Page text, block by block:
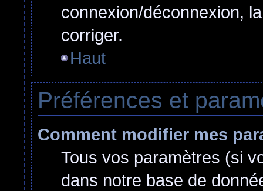
connexion/déconnexion,
corriger.
Haut
Préférences et
Comment modifier mes
Tous vos paramètres (si
dans notre base de